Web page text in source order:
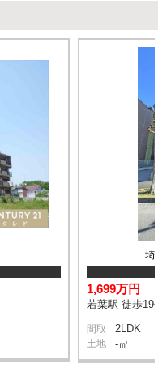
埼
1,699万円
若葉駅 徒歩19
間取 2LDK
土地 -㎡